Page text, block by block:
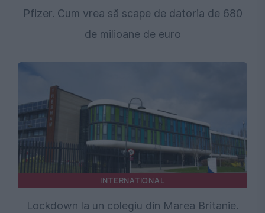
Pfizer. Cum vrea să scape de datoria de 680
de milioane de euro
INTERNATIONAL
Lockdown la un colegiu din Marea Britanie.